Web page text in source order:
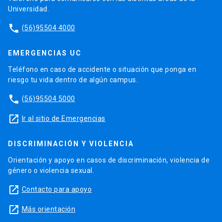
oportunidades ramos específicos de su
en acuerdo con la Vicerrectoría Académica.
Las alertas serán informadas desde la Dirección
de Registros Académicos a los estudiantes y sus
Unidades Académicas según el Calendario de
registrarán en los sistemas de información de la
Universidad.
nombre del Consejero Académico de su Unidad
en caso que quiera contactarlo.
estudiante acumule pasará a revisión de su
permanencia según lo establecido en el artículo
Universidad.
phone (56)95504 4000
EMERGENCIAS UC
Teléfono en caso de accidente o situación que ponga en
riesgo tu vida dentro de algún campus.
phone (56)95504 5000
launch Ir al sitio de Emergencias
DISCRIMINACIÓN Y VIOLENCIA
Orientación y apoyo en casos de discriminación, violencia de
género o violencia sexual.
launch Contacto para apoyo
launch Más orientación